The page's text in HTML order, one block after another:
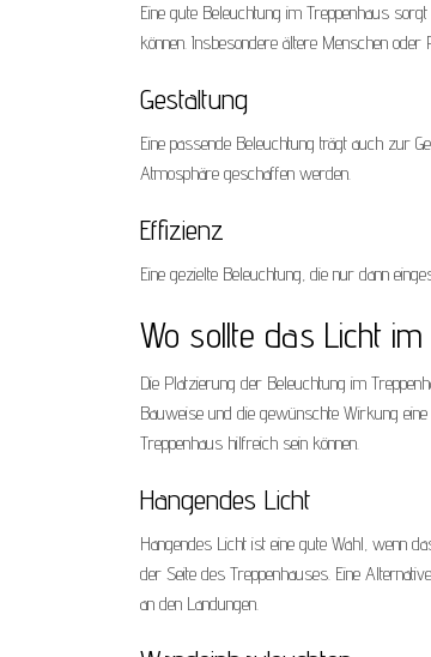
Eine gute Beleuchtung im Treppenhaus
können. Insbesondere ältere Menschen
Gestaltung
Eine passende Beleuchtung trägt auch zur
Atmosphäre geschaffen werden.
Effizienz
Eine gezielte Beleuchtung, die nur dann
Wo sollte das Licht
Die Platzierung der Beleuchtung im
Bauweise und die gewünschte Wirkung
Treppenhaus hilfreich sein können.
Hangendes Licht
Hangendes Licht ist eine gute Wahl, wenn
der Seite des Treppenhauses. Eine
an den Landungen.